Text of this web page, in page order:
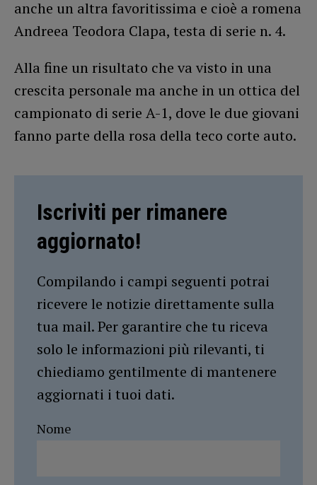
anche un altra favoritissima e cioè a romena
Andreea Teodora Clapa, testa di serie n. 4.
Alla fine un risultato che va visto in una
crescita personale ma anche in un ottica del
campionato di serie A-1, dove le due giovani
fanno parte della rosa della teco corte auto.
Iscriviti per rimanere
aggiornato!
Compilando i campi seguenti potrai
ricevere le notizie direttamente sulla
tua mail. Per garantire che tu riceva
solo le informazioni più rilevanti, ti
chiediamo gentilmente di mantenere
aggiornati i tuoi dati.
Nome